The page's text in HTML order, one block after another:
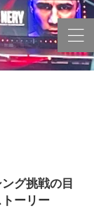
グ挑戦の目
ーリー